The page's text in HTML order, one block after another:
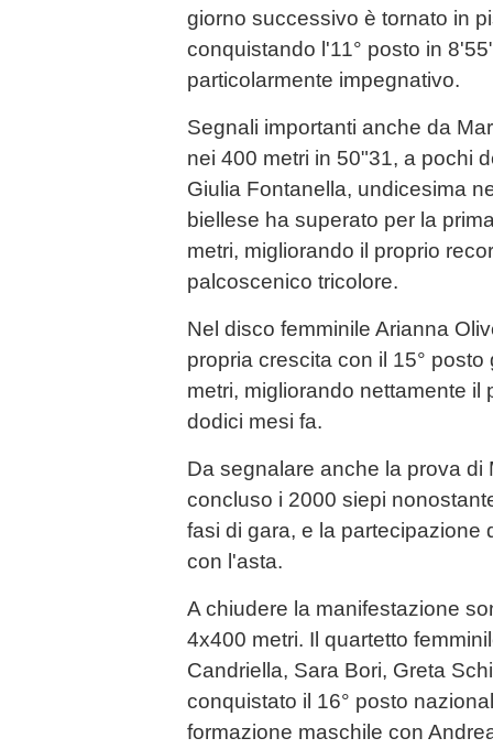
giorno successivo è tornato in
conquistando l'11° posto in
particolarmente impegnativo.
Segnali importanti anche da
nei 400 metri in 50"31, a pochi
Giulia Fontanella, undicesima
biellese ha superato per la
metri, migliorando il proprio
palcoscenico tricolore.
Nel disco femminile Arianna
propria crescita con il 15°
metri, migliorando nettamente il
dodici mesi fa.
Da segnalare anche la prova di
concluso i 2000 siepi
fasi di gara, e la partecipazione
con l'asta.
A chiudere la manifestazione
4x400 metri. Il quartetto
Candriella, Sara Bori, Greta
conquistato il 16° posto
formazione maschile con